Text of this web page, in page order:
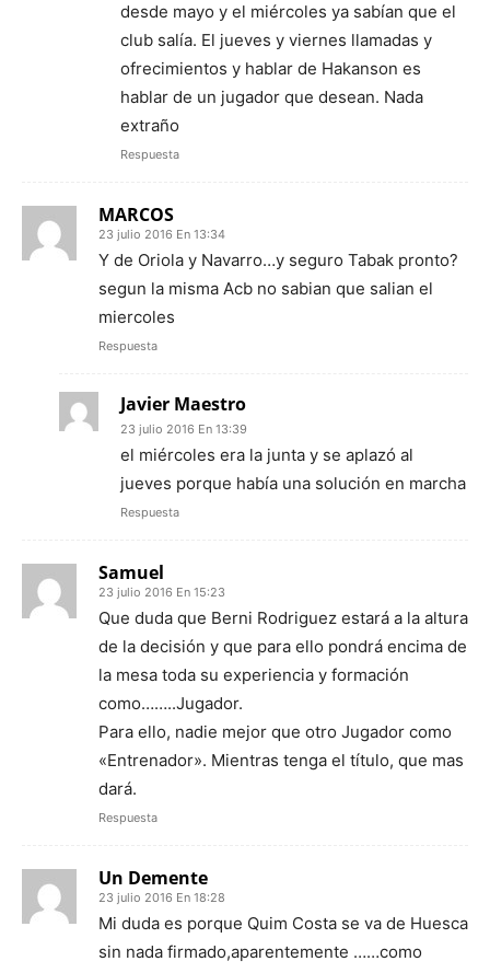
desde mayo y el miércoles ya sabían que el
club salía. El jueves y viernes llamadas y
ofrecimientos y hablar de Hakanson es
hablar de un jugador que desean. Nada
extraño
Respuesta
MARCOS
23 julio 2016 En 13:34
Y de Oriola y Navarro…y seguro Tabak pronto?
segun la misma Acb no sabian que salian el
miercoles
Respuesta
Javier Maestro
23 julio 2016 En 13:39
el miércoles era la junta y se aplazó al
jueves porque había una solución en marcha
Respuesta
Samuel
23 julio 2016 En 15:23
Que duda que Berni Rodriguez estará a la altura
de la decisión y que para ello pondrá encima de
la mesa toda su experiencia y formación
como……..Jugador.
Para ello, nadie mejor que otro Jugador como
«Entrenador». Mientras tenga el título, que mas
dará.
Respuesta
Un Demente
23 julio 2016 En 18:28
Mi duda es porque Quim Costa se va de Huesca
sin nada firmado,aparentemente ……como